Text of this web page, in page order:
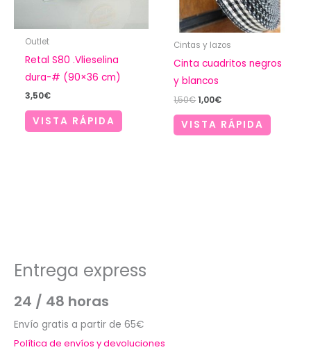
Outlet
Retal S80 .Vlieselina
dura-# (90×36 cm)
3,50€
VISTA RÁPIDA
Cintas y lazos
Cinta cuadritos negros
y blancos
1,50€El
original
1,00€El
actual
VISTA RÁPIDA
Entrega express
24 / 48 horas
Envío gratis a partir de 65€
Política de envíos y devoluciones